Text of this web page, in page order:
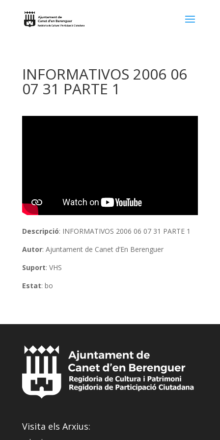
INFORMATIVOS 2006 06
07 31 PARTE 1
Descripció: INFORMATIVOS 2006 06 07 31 PARTE 1
Autor: Ajuntament de Canet d’En Berenguer
Suport: VHS
Estat: bo
Visita els Arxius: